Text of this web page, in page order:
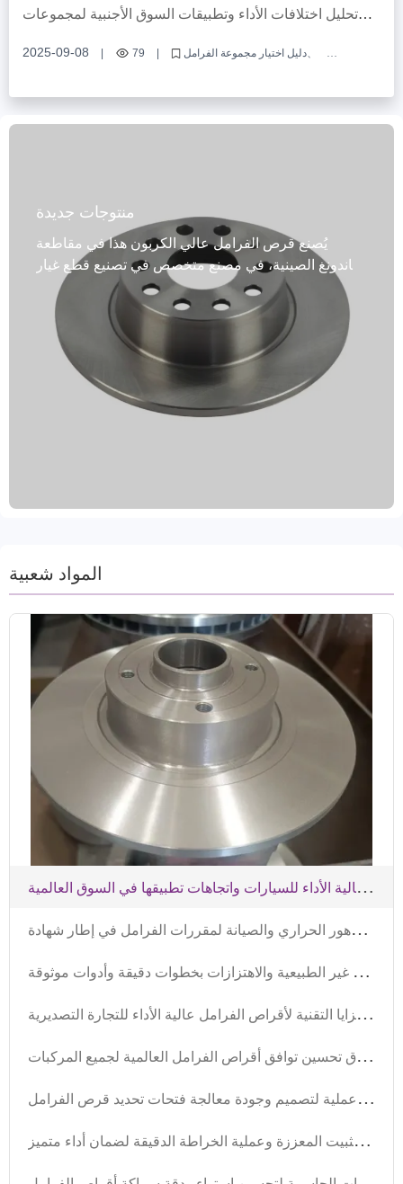
القرص ، سماكة القرص الموحدة
تحليل اختلافات الأداء وتطبيقات السوق الأجنبية لمجموعات
2025-09-08 79
دليل اختيار مجموعة الفرامل
منتوجات جديدة
يُصنع قرص الفرامل عالي الكربون هذا في مقاطعة
شاندونغ الصينية، في مصنع متخصص في تصنيع قطع غيار
السيارات. وهو مصنوع من مجموعة متنوعة من المواد
عالية الجودة، بما في ذلك الحديد الزهر الرمادي، وGG20،
والفولاذ عالي الكربون. حاصل على شهادة نظام الجودة
IATF TS16949 وشهادة R90 E-mark EU، مما يضمن أداءً
ثابتًا وموثوقًا للفرامل. يتميز بتوازن ديناميكي، وتركيب
دقيق وتشغيل سلس، مع ثقوب تثبيت عالية الدقة. يتوافق
مع أكثر من 99% من طرازات السيارات العالمية، ويلبي
صورة علامتك التجارية. نقدم دعمًا للطلبات التجريبية،
وضمانًا لمدة عامين مع ضمان قطع مسافة 80,000
كيلومتر، وتوصيلًا سريعًا خلال 15-30 يومًا. نحن ملتزمون
بتزويد العملاء التجاريين الدوليين بحلول أنظمة الفرامل
الفعالة من حيث التكلفة والآمنة والمتينة.
المواد شعبية
ت
حليل الأداء البيئي لأنظمة الكبح عالية الأداء للسيارات واتجاهات تطبيقها في السوق العالمية
ت
فاصيل معايير اختبار التدهور الحراري والصيانة لمقررات الفرامل في إطار شهادة E - mark الأوروبية
د
ليـل تركيب قرص الفرامل الاحترافي: تجنب الأصوات غير الطبيعية والاهتزازات بخطوات دقيقة وأدوات موثوقة
ت
حليل متعمق للمزايا التقنية لأقراص الفرامل عالية الأداء للتجارة التصديرية
ت
صميم واجهات نظام الفرامل: طرق تحسين توافق أقراص الفرامل العالمية لجميع المركبات
ت
عزيز إدارة أمان الأساطيل: حلول عملية لتصميم وجودة معالجة فتحات تحديد قرص الفرامل
ت
وصية بأقراص فرامل عالية الجودة: دقة ثقوب التثبيت المعززة وعملية الخراطة الدقيقة لضمان أداء متميز